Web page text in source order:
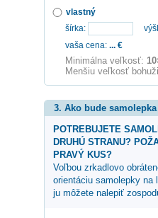
vlastný
šírka:
vaša cena: ... €
Minimálna veľkosť:
Menšiu veľkosť
3. Ako bude
POTREBUJETE
DRUHÚ STRANU?
PRAVÝ KUS?
Voľbou zrkadlovo
orientáciu samolepky na
ju môžete nalepiť